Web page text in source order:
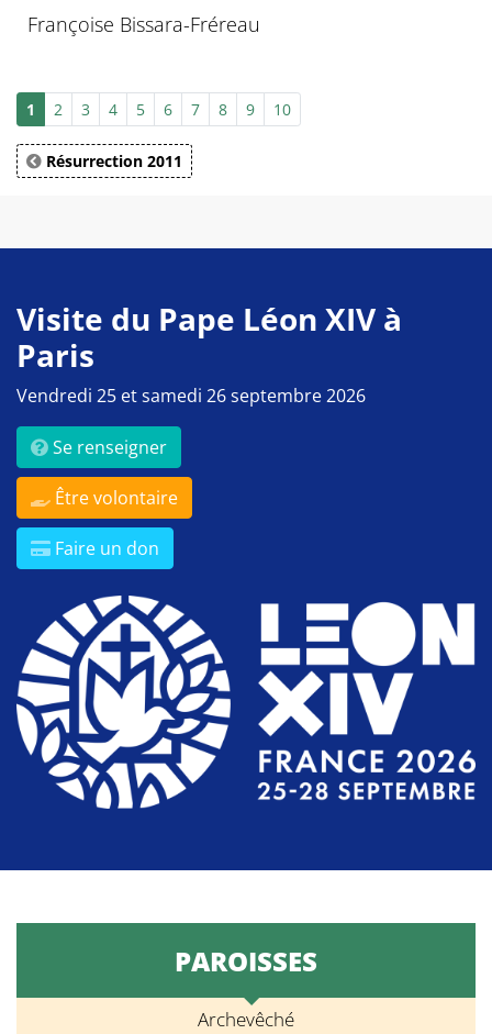
Françoise Bissara-Fréreau
1 2 3 4 5 6 7 8 9 10
Résurrection 2011
Visite du Pape Léon XIV à
Paris
Vendredi 25 et samedi 26 septembre 2026
Se renseigner
Être volontaire
Faire un don
PAROISSES
Archevêché